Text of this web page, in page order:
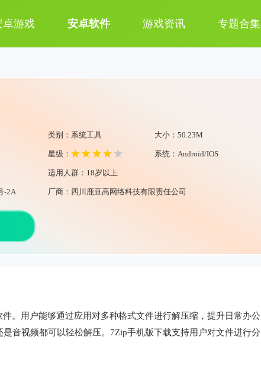
卓游戏 安卓软件 游戏资讯 专题合集
类别：系统工具 大小：50.23M
星级： 系统：Android/IOS
适用人群：18岁以上
-2A 厂商：四川鹿豆高网络科技有限责任公司
。用户能够通过应用对多种格式文件进行解压缩，提升日常办公
音视频都可以轻松解压。7Zip手机版下载支持用户对文件进行分